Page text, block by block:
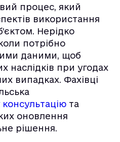
процес, який
використання
Нерідко
потрібно
даними, щоб
наслідків при угодах
випадках. Фахівці
та
оновлення
рішення.